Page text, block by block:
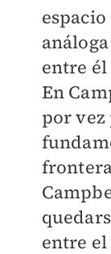
entre
En
por
entre el